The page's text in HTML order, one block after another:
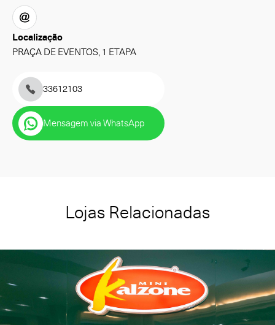
Localização
PRAÇA DE EVENTOS, 1 ETAPA
33612103
Mensagem via WhatsApp
Lojas Relacionadas